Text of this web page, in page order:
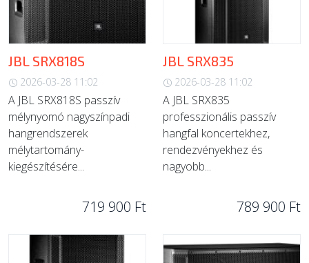
JBL SRX818S
2026-03-28 11:02
A JBL SRX818S passzív
mélynyomó nagyszínpadi
hangrendszerek
mélytartomány-
kiegészítésére...
719 900 Ft
JBL SRX835
2026-03-28 11:02
A JBL SRX835
professzionális passzív
hangfal koncertekhez,
rendezvényekhez és
nagyobb...
789 900 Ft